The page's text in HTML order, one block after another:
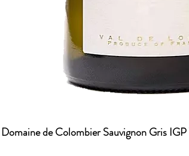
Domaine de Colombier Sauvignon Gris